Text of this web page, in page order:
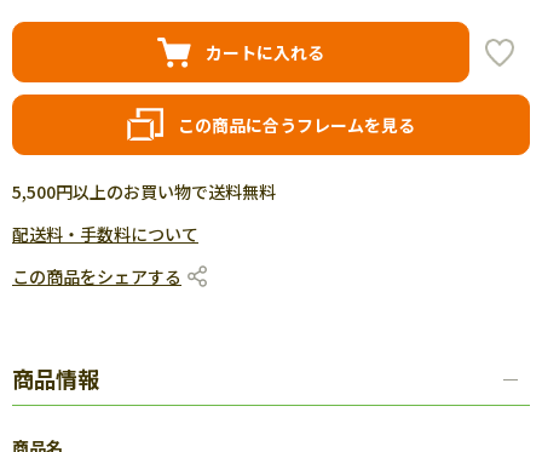
カートに入れる
この商品に合うフレームを見る
5,500円以上のお買い物で送料無料
配送料・手数料について
この商品をシェアする
商品情報
商品名